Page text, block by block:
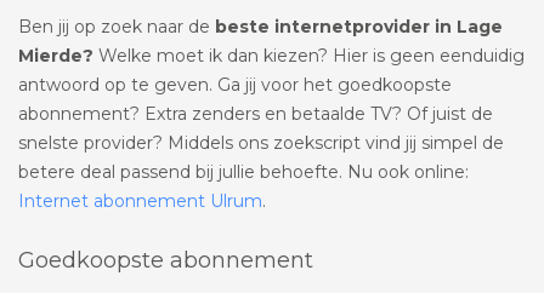
Ben jij op zoek naar de beste internetprovider in Lage
Mierde? Welke moet ik dan kiezen? Hier is geen eenduidig
antwoord op te geven. Ga jij voor het goedkoopste
abonnement? Extra zenders en betaalde TV? Of juist de
snelste provider? Middels ons zoekscript vind jij simpel de
betere deal passend bij jullie behoefte. Nu ook online:
Internet abonnement Ulrum.
Goedkoopste abonnement